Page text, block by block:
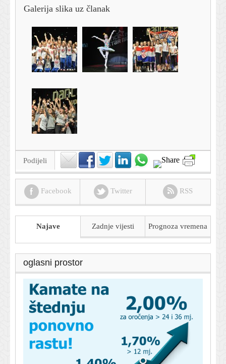
Galerija slika uz članak
Podijeli
Facebook Twitter RSS
Najave Zadnje vijesti Prognoza vremena
oglasni prostor